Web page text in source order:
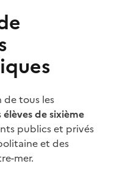
de tous les
élèves de sixième
publics et privés
et des
mer.